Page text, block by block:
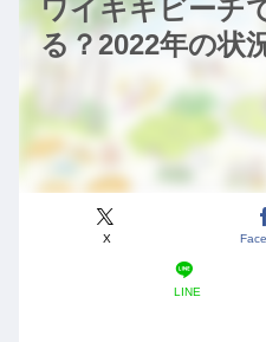
ワイキキビーチ
る？2022年の状
X
LINE